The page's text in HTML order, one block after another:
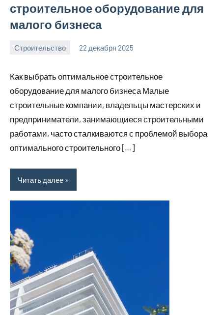
строительное оборудование для
малого бизнеса
Строительство 22 декабря 2025
svargroup_ru
Как выбрать оптимальное строительное
оборудование для малого бизнеса Малые
строительные компании, владельцы мастерских и
предприниматели, занимающиеся строительными
работами, часто сталкиваются с проблемой выбора
оптимального строительного […]
Читать далее